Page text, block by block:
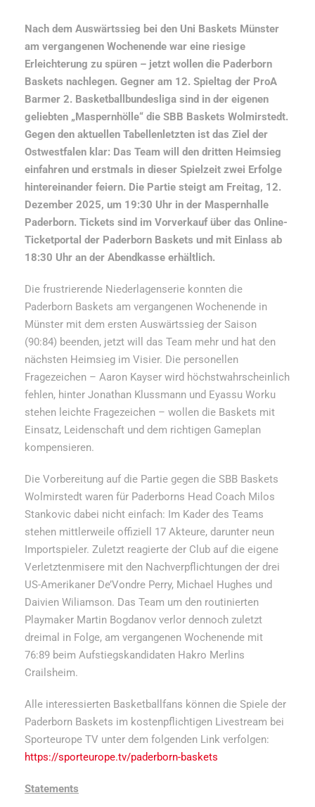
Nach dem Auswärtssieg bei den Uni Baskets Münster
am vergangenen Wochenende war eine riesige
Erleichterung zu spüren – jetzt wollen die Paderborn
Baskets nachlegen. Gegner am 12. Spieltag der ProA
Barmer 2. Basketballbundesliga sind in der eigenen
geliebten „Maspernhölle“ die SBB Baskets Wolmirstedt.
Gegen den aktuellen Tabellenletzten ist das Ziel der
Ostwestfalen klar: Das Team will den dritten Heimsieg
einfahren und erstmals in dieser Spielzeit zwei Erfolge
hintereinander feiern. Die Partie steigt am Freitag, 12.
Dezember 2025, um 19:30 Uhr in der Maspernhalle
Paderborn. Tickets sind im Vorverkauf über das Online-
Ticketportal der Paderborn Baskets und mit Einlass ab
18:30 Uhr an der Abendkasse erhältlich.
Die frustrierende Niederlagenserie konnten die
Paderborn Baskets am vergangenen Wochenende in
Münster mit dem ersten Auswärtssieg der Saison
(90:84) beenden, jetzt will das Team mehr und hat den
nächsten Heimsieg im Visier. Die personellen
Fragezeichen – Aaron Kayser wird höchstwahrscheinlich
fehlen, hinter Jonathan Klussmann und Eyassu Worku
stehen leichte Fragezeichen – wollen die Baskets mit
Einsatz, Leidenschaft und dem richtigen Gameplan
kompensieren.
Die Vorbereitung auf die Partie gegen die SBB Baskets
Wolmirstedt waren für Paderborns Head Coach Milos
Stankovic dabei nicht einfach: Im Kader des Teams
stehen mittlerweile offiziell 17 Akteure, darunter neun
Importspieler. Zuletzt reagierte der Club auf die eigene
Verletztenmisere mit den Nachverpflichtungen der drei
US-Amerikaner De’Vondre Perry, Michael Hughes und
Daivien Wiliamson. Das Team um den routinierten
Playmaker Martin Bogdanov verlor dennoch zuletzt
dreimal in Folge, am vergangenen Wochenende mit
76:89 beim Aufstiegskandidaten Hakro Merlins
Crailsheim.
Alle interessierten Basketballfans können die Spiele der
Paderborn Baskets im kostenpflichtigen Livestream bei
Sporteurope TV unter dem folgenden Link verfolgen:
https://sporteurope.tv/paderborn-baskets
Statements